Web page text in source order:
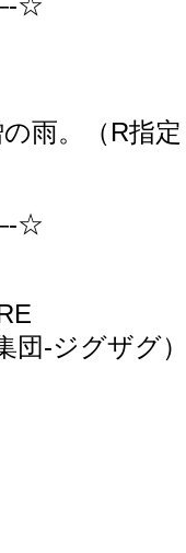
雨。（R指
☆
団-ジグザグ